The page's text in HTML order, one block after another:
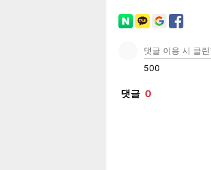
트위 카카